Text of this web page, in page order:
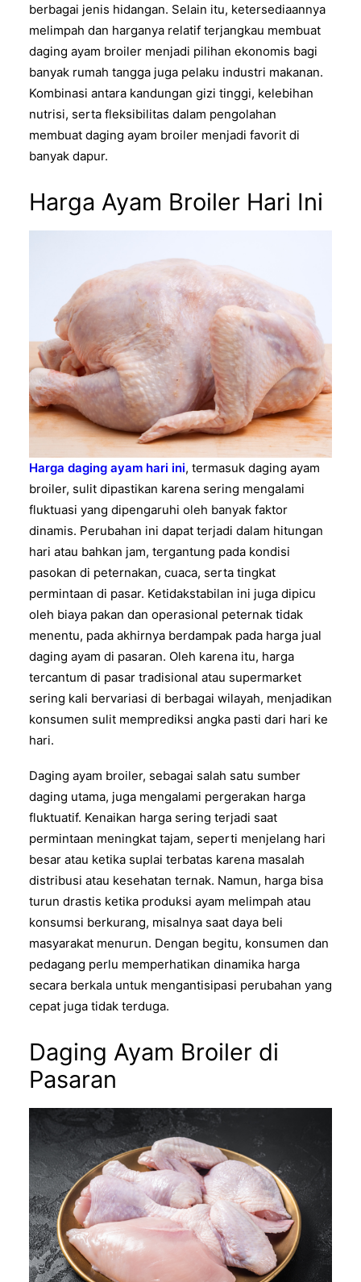
berbagai jenis hidangan. Selain itu, ketersediaannya
melimpah dan harganya relatif terjangkau membuat
daging ayam broiler menjadi pilihan ekonomis bagi
banyak rumah tangga juga pelaku industri makanan.
Kombinasi antara kandungan gizi tinggi, kelebihan
nutrisi, serta fleksibilitas dalam pengolahan
membuat daging ayam broiler menjadi favorit di
banyak dapur.
Harga Ayam Broiler Hari Ini
Harga daging ayam hari ini, termasuk daging ayam
broiler, sulit dipastikan karena sering mengalami
fluktuasi yang dipengaruhi oleh banyak faktor
dinamis. Perubahan ini dapat terjadi dalam hitungan
hari atau bahkan jam, tergantung pada kondisi
pasokan di peternakan, cuaca, serta tingkat
permintaan di pasar. Ketidakstabilan ini juga dipicu
oleh biaya pakan dan operasional peternak tidak
menentu, pada akhirnya berdampak pada harga jual
daging ayam di pasaran. Oleh karena itu, harga
tercantum di pasar tradisional atau supermarket
sering kali bervariasi di berbagai wilayah, menjadikan
konsumen sulit memprediksi angka pasti dari hari ke
hari.
Daging ayam broiler, sebagai salah satu sumber
daging utama, juga mengalami pergerakan harga
fluktuatif. Kenaikan harga sering terjadi saat
permintaan meningkat tajam, seperti menjelang hari
besar atau ketika suplai terbatas karena masalah
distribusi atau kesehatan ternak. Namun, harga bisa
turun drastis ketika produksi ayam melimpah atau
konsumsi berkurang, misalnya saat daya beli
masyarakat menurun. Dengan begitu, konsumen dan
pedagang perlu memperhatikan dinamika harga
secara berkala untuk mengantisipasi perubahan yang
cepat juga tidak terduga.
Daging Ayam Broiler di
Pasaran